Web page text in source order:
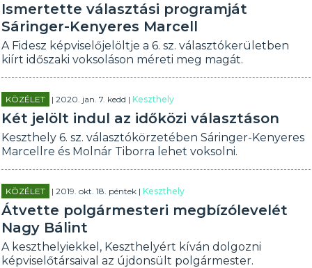
Ismertette választási programját
Sáringer-Kenyeres Marcell
A Fidesz képviselőjelöltje a 6. sz. választókerületben
kiírt időszaki voksoláson méreti meg magát.
KÖZÉLET | 2020. jan. 7. kedd |Keszthely
Két jelölt indul az időközi választáson
Keszthely 6. sz. választókörzetében Sáringer-Kenyeres
Marcellre és Molnár Tiborra lehet voksolni.
KÖZÉLET | 2019. okt. 18. péntek |Keszthely
Átvette polgármesteri megbízólevelét
Nagy Bálint
A keszthelyiekkel, Keszthelyért kíván dolgozni
képviselőtársaival az újdonsült polgármester.